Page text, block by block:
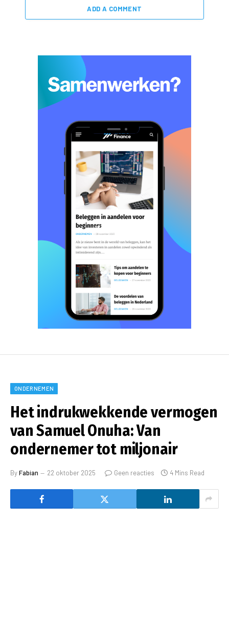
ADD A COMMENT
ONDERNEMEN
Het indrukwekkende vermogen
van Samuel Onuha: Van
ondernemer tot miljonair
ByFabian 22 oktober 2025 Geen reacties 4 Mins Read